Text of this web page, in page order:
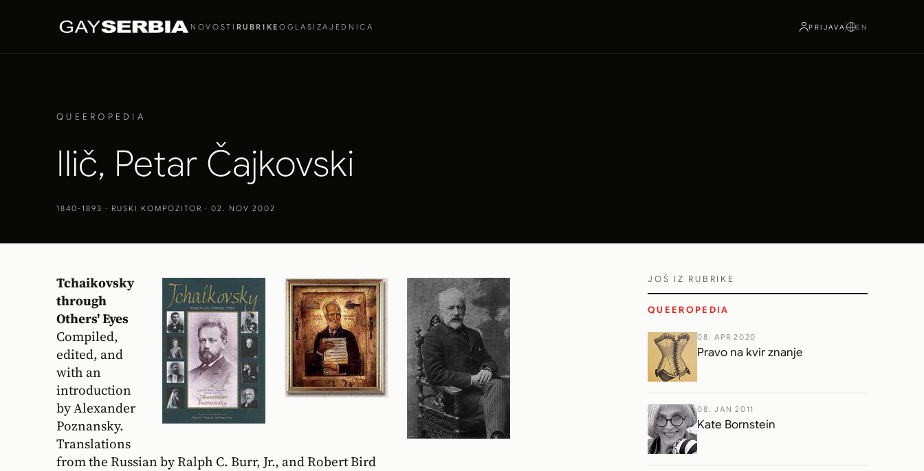
NOVOSTI RUBRIKE OGLASI ZAJEDNICA PRIJAVA EN
QUEEROPEDIA
Ilič, Petar Čajkovski
1840-1893 · RUSKI KOMPOZITOR · 02. NOV 2002
Tchaikovsky
through
Others' Eyes
Compiled,
edited, and
with an
introduction
by Alexander
Poznansky.
Translations
from the Russian by Ralph C. Burr, Jr., and Robert Bird
JOŠ IZ RUBRIKE
QUEEROPEDIA
08. APR 2020
Pravo na kvir znanje
08. JAN 2011
Kate Bornstein